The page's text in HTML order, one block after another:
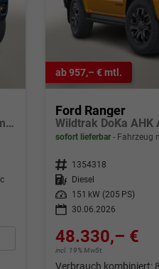
Wildtrak DoKa AHK ACC LED SHZ Nav Kam 18Z
ab 957,– € mtl.
Ford Ranger
sofort lieferbar Fahrzeug
Fahrzeugnr. 1354318
Kraftstoff Diesel
Leistung
151 kW (205 PS)
30.06.2026
48.330,– €
incl. 19% MwSt.
Verbrauch kombiniert: